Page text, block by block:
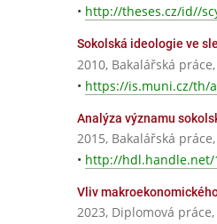
• http://theses.cz/id//
Sokolská ideologie ve
2010, Bakalářská
• https://is.muni.cz/th/
Analýza významu
2015, Bakalářská
• http://hdl.handle.net/
Vliv
2023, Diplomová